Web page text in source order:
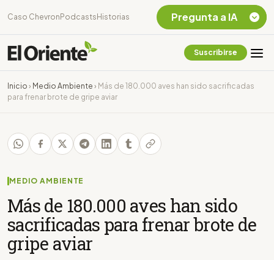
Caso Chevron Podcasts Historias
Suscribirse
Inicio › Medio Ambiente › Más de 180.000 aves han sido sacrificadas
para frenar brote de gripe aviar
MEDIO AMBIENTE
Más de 180.000 aves han sido
sacrificadas para frenar brote de
gripe aviar
Pregunta a IA
Chevron Ecuador